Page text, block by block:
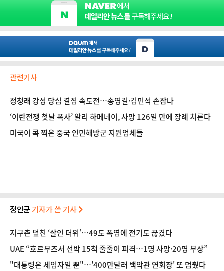
관련기사
정청래 강성 당심 결집 속도전…송영길·김민석 손잡나
‘이란전쟁 첫날 폭사’ 알리 하메네이, 사망 126일 만에 장례 치른다
미국이 콕 찍은 중국 인민해방군 지원업체들
정인균 기자가 쓴 기사
지구촌 덮친 ‘살인 더위’…49도 폭염에 전기도 끊겼다
UAE “호르무즈서 선박 15척 줄줄이 피격…1명 사망·20명 부상”
"대통령은 세입자일 뿐"…'400만달러 백악관 연회장' 또 멈췄다